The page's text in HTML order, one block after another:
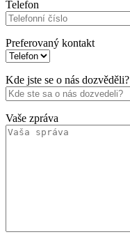
Telefon
Preferovaný kontakt
Kde jste se o nás dozvěděli?
Vaše zpráva